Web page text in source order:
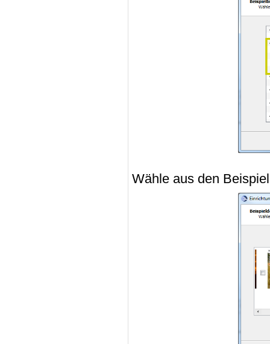
Wähle aus den